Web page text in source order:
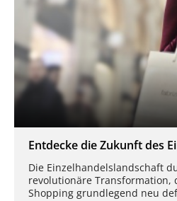
Entdecke die Zukunft des
Die Einzelhandelslandschaft
revolutionäre Transformation,
Shopping grundlegend neu